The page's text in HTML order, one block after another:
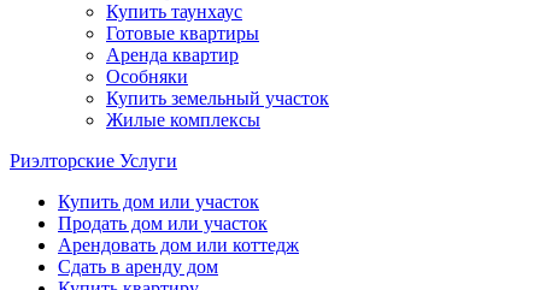
Купить таунхаус
Готовые квартиры
Аренда квартир
Особняки
Купить земельный участок
Жилые комплексы
Риэлторские Услуги
Купить дом или участок
Продать дом или участок
Арендовать дом или коттедж
Сдать в аренду дом